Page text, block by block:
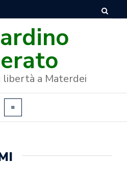
libertà a Materdei